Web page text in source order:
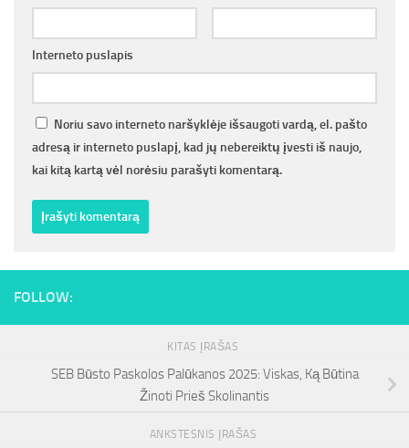
Interneto puslapis
Noriu savo interneto naršyklėje išsaugoti vardą, el. pašto
adresą ir interneto puslapį, kad jų nebereiktų įvesti iš naujo,
kai kitą kartą vėl norėsiu parašyti komentarą.
FOLLOW:
KITAS ĮRAŠAS
SEB Būsto Paskolos Palūkanos 2025: Viskas, Ką Būtina
Žinoti Prieš Skolinantis
ANKSTESNIS ĮRAŠAS